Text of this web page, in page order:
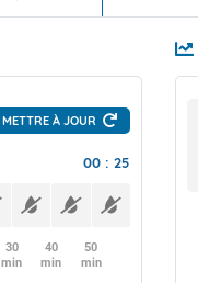
METTRE À JOUR
00 : 25
30
min
40
min
50
min